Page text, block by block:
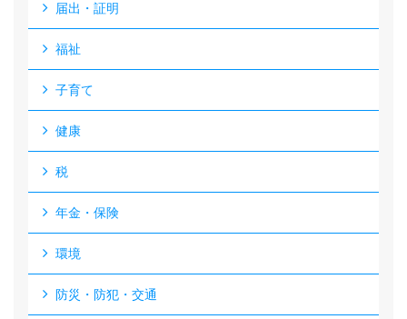
届出・証明
福祉
子育て
健康
税
年金・保険
環境
防災・防犯・交通